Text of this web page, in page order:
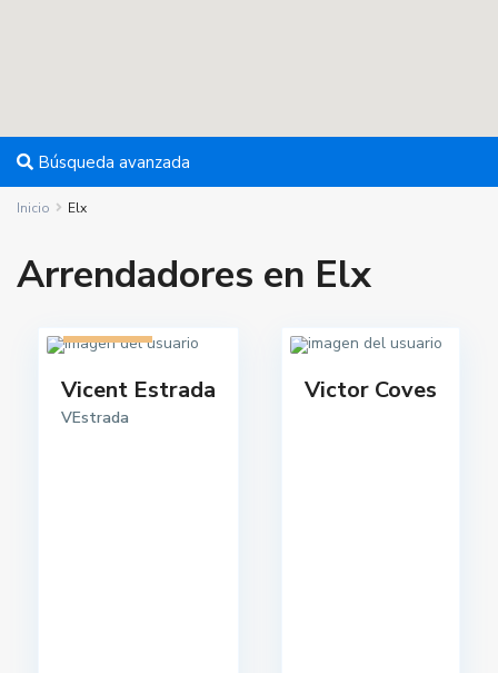
Búsqueda avanzada
Inicio Elx
Arrendadores en Elx
Vicent Estrada
VEstrada
Victor Coves